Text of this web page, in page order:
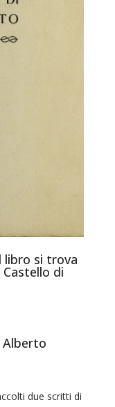
libro si trova
di
Alberto
due scritti di